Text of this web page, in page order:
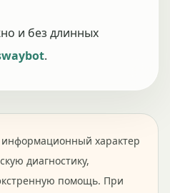
и без длинных
.
характер
диагностику,
помощь. При